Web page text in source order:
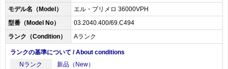
モデル名（Model）
エル・プリメロ 36000VPH
型番（Model No）
03.2040.400/69.C494
ランク（Condition）
Aランク
ランクの基準について / About conditions
Nランク
新品（New）